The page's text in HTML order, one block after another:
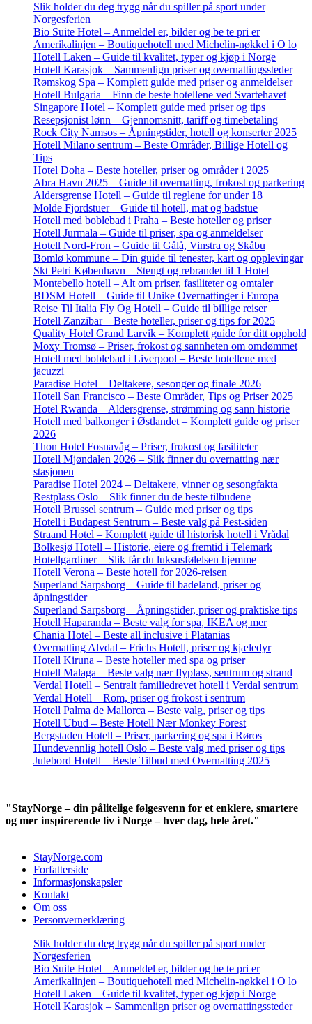
Slik holder du deg trygg når du spiller på sport under
Norgesferien
Bio Suite Hotel – Anmeldel er, bilder og be te pri er
Amerikalinjen – Boutiquehotell med Michelin-nøkkel i O lo
Hotell Laken – Guide til kvalitet, typer og kjøp i Norge
Hotell Karasjok – Sammenlign priser og overnattingssteder
Rømskog Spa – Komplett guide med priser og anmeldelser
Hotell Bulgaria – Finn de beste hotellene ved Svartehavet
Singapore Hotel – Komplett guide med priser og tips
Resepsjonist lønn – Gjennomsnitt, tariff og timebetaling
Rock City Namsos – Åpningstider, hotell og konserter 2025
Hotell Milano sentrum – Beste Områder, Billige Hotell og
Tips
Hotel Doha – Beste hoteller, priser og områder i 2025
Abra Havn 2025 – Guide til overnatting, frokost og parkering
Aldersgrense Hotell – Guide til reglene for under 18
Molde Fjordstuer – Guide til hotell, mat og badstue
Hotell med boblebad i Praha – Beste hoteller og priser
Hotell Jūrmala – Guide til priser, spa og anmeldelser
Hotell Nord-Fron – Guide til Gålå, Vinstra og Skåbu
Bomlø kommune – Din guide til tenester, kart og opplevingar
Skt Petri København – Stengt og rebrandet til 1 Hotel
Montebello hotell – Alt om priser, fasiliteter og omtaler
BDSM Hotell – Guide til Unike Overnattinger i Europa
Reise Til Italia Fly Og Hotell – Guide til billige reiser
Hotell Zanzibar – Beste hoteller, priser og tips for 2025
Quality Hotel Grand Larvik – Komplett guide for ditt opphold
Moxy Tromsø – Priser, frokost og sannheten om omdømmet
Hotell med boblebad i Liverpool – Beste hotellene med
jacuzzi
Paradise Hotel – Deltakere, sesonger og finale 2026
Hotell San Francisco – Beste Områder, Tips og Priser 2025
Hotel Rwanda – Aldersgrense, strømming og sann historie
Hotell med balkonger i Østlandet – Komplett guide og priser
2026
Thon Hotel Fosnavåg – Priser, frokost og fasiliteter
Hotell Mjøndalen 2026 – Slik finner du overnatting nær
stasjonen
Paradise Hotel 2024 – Deltakere, vinner og sesongfakta
Restplass Oslo – Slik finner du de beste tilbudene
Hotell Brussel sentrum – Guide med priser og tips
Hotell i Budapest Sentrum – Beste valg på Pest-siden
Straand Hotel – Komplett guide til historisk hotell i Vrådal
Bolkesjø Hotell – Historie, eiere og fremtid i Telemark
Hotellgardiner – Slik får du luksusfølelsen hjemme
Hotell Verona – Beste hotell for 2026-reisen
Superland Sarpsborg – Guide til badeland, priser og
åpningstider
Superland Sarpsborg – Åpningstider, priser og praktiske tips
Hotell Haparanda – Beste valg for spa, IKEA og mer
Chania Hotel – Beste all inclusive i Platanias
Overnatting Alvdal – Frichs Hotell, priser og kjæledyr
Hotell Kiruna – Beste hoteller med spa og priser
Hotell Malaga – Beste valg nær flyplass, sentrum og strand
Verdal Hotell – Sentralt familiedrevet hotell i Verdal sentrum
Verdal Hotell – Rom, priser og frokost i sentrum
Hotell Palma de Mallorca – Beste valg, priser og tips
Hotell Ubud – Beste Hotell Nær Monkey Forest
Bergstaden Hotell – Priser, parkering og spa i Røros
Hundevennlig hotell Oslo – Beste valg med priser og tips
Julebord Hotell – Beste Tilbud med Overnatting 2025
"StayNorge – din pålitelige følgesvenn for et enklere, smartere
og mer inspirerende liv i Norge – hver dag, hele året."
StayNorge.com
Forfatterside
Informasjonskapsler
Kontakt
Om oss
Personvernerklæring
Slik holder du deg trygg når du spiller på sport under
Norgesferien
Bio Suite Hotel – Anmeldel er, bilder og be te pri er
Amerikalinjen – Boutiquehotell med Michelin-nøkkel i O lo
Hotell Laken – Guide til kvalitet, typer og kjøp i Norge
Hotell Karasjok – Sammenlign priser og overnattingssteder